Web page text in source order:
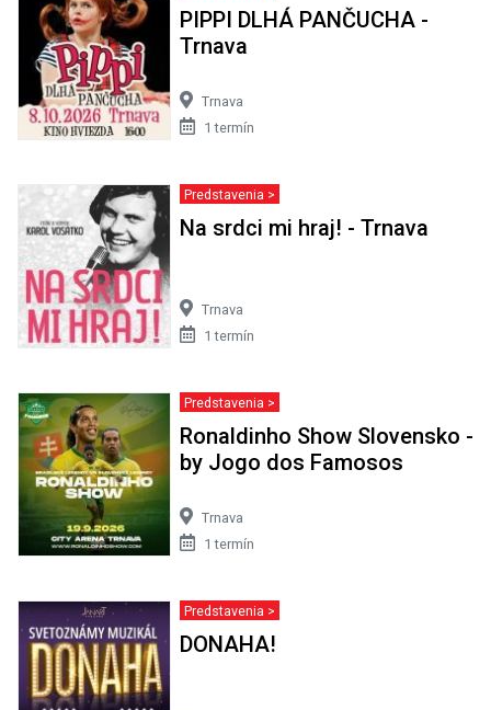
PIPPI DLHÁ PANČUCHA -
Trnava
Trnava
1 termín
Predstavenia >
Na srdci mi hraj! - Trnava
Trnava
1 termín
Predstavenia >
Ronaldinho Show Slovensko -
by Jogo dos Famosos
Trnava
1 termín
Predstavenia >
DONAHA!